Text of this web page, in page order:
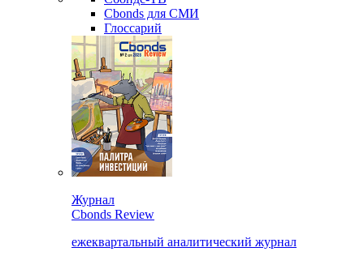
Новости & Research Hub
Новости рынка
Research Hub
Сбондс-ТВ
Cbonds для СМИ
Глоссарий